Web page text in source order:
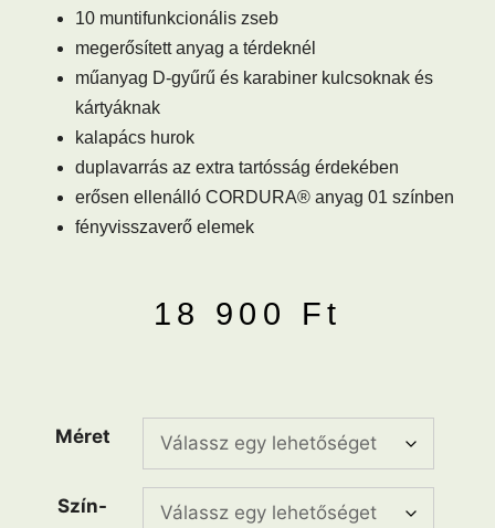
10 muntifunkcionális zseb
megerősített anyag a térdeknél
műanyag D-gyűrű és karabiner kulcsoknak és
kártyáknak
kalapács hurok
duplavarrás az extra tartósság érdekében
erősen ellenálló CORDURA® anyag 01 színben
fényvisszaverő elemek
18 900 Ft
Méret
Szín-